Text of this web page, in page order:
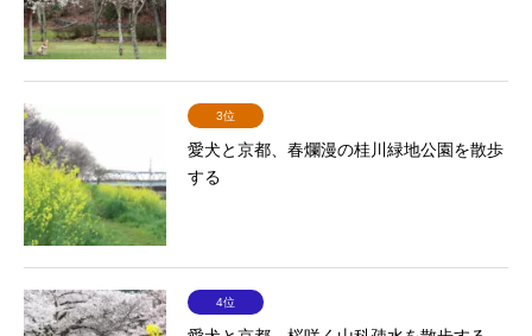
3位
愛犬と京都、春爛漫の桂川緑地公園を散歩
する
4位